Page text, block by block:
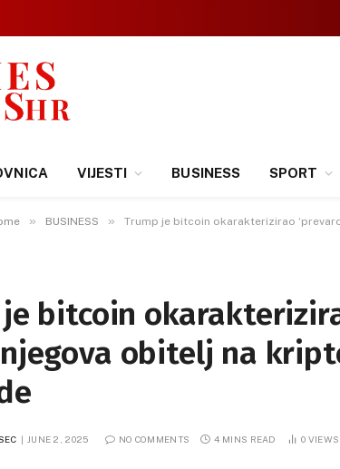
VIJESTI BUSINESS SPORT
» BUSINESS » Trump je bitcoin okarakterizirao
bitcoin
obitelj na
JUNE 2, 2025 NO COMMENTS 4 MINS READ 0 VIEWS